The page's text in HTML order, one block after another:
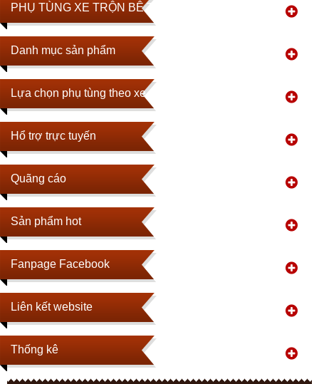
PHỤ TÙNG XE TRỘN BÊ TÔNG
Danh mục sản phẩm
Lựa chọn phụ tùng theo xe
Hổ trợ trực tuyến
Quãng cáo
Sản phẩm hot
Fanpage Facebook
Liên kết website
Thống kê